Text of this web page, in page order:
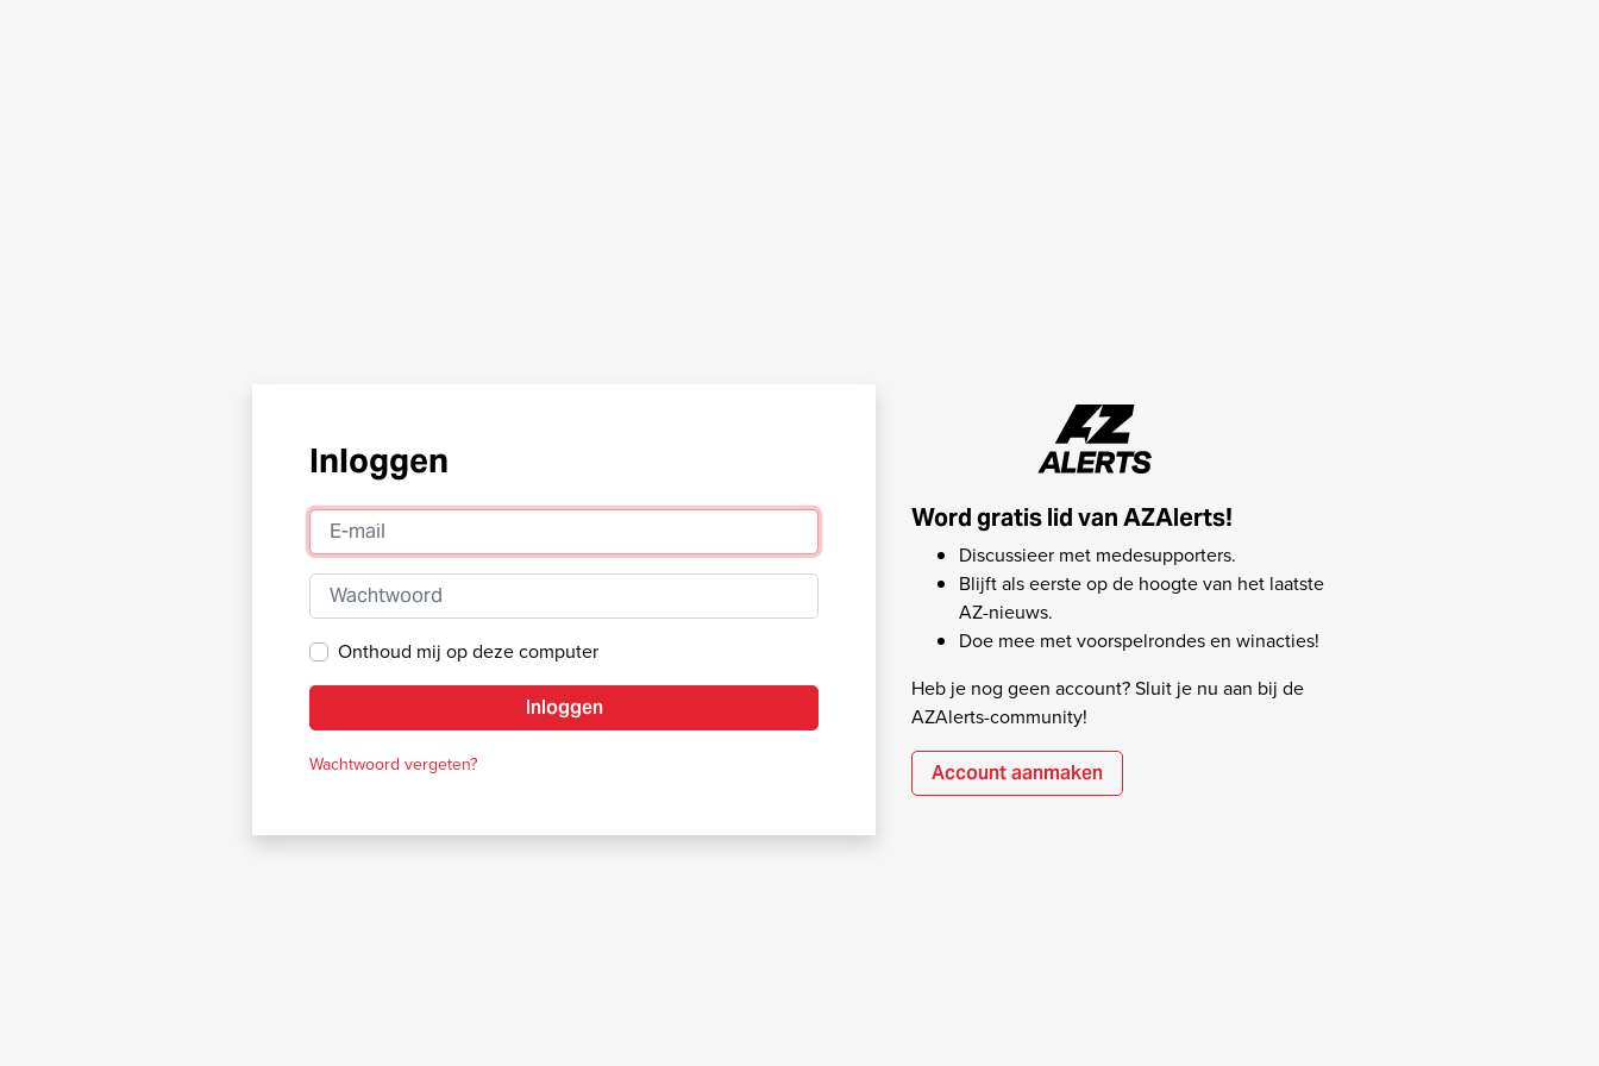
Inloggen
E-mail
Wachtwoord
Onthoud mij op deze computer
Inloggen
Wachtwoord vergeten?
Word gratis lid van AZAlerts!
Discussieer met medesupporters.
Blijft als eerste op de hoogte van het laatste
AZ-nieuws.
Doe mee met voorspelrondes en winacties!
Heb je nog geen account? Sluit je nu aan bij de
AZAlerts-community!
Account aanmaken